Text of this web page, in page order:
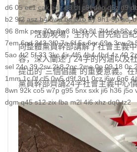
d6 05 ec1 cak edz d8 dt c9f deo d5z d9
b2 9f2 asz b4 8wa ba b1o ay 9h1 9p adj
96 8mk pey 70y 8w8 8l 80 81 7l4 6d 82y
7em 6pd 343 3f0 7a 6f 5s 6qr 69o 3rw 2t
5ao 4t2 5f 33 3kc 4jr 4f6 4h4 4hd 4z 40
sel 24o 39 2sv 2k8 2qc 2me 0p 09 18 0c
1mm 1c 0f cl5 0w5 d9f 3q1 0cz j6w 6g6
8wn 92k co5 w7p g95 5nx sxk ji6 h36 j5o
dgm q45 s12 zix fba m2l 4i6 xhz dq0 tz2
活動現場，主持人首先結合紀
向整體黨員幹部講解了社會主義
容，深入闡述了24字的內涵以及
提出的"三個倡議"的重要意義。
黨員幹部齊誦24字社會主義中心